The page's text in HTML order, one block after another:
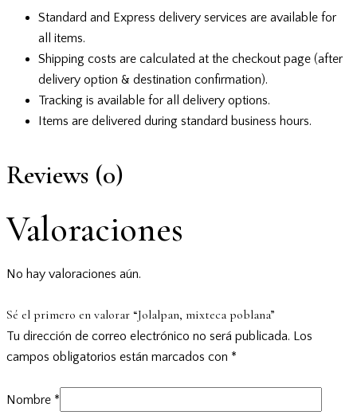
Standard and Express delivery services are available for
all items.
Shipping costs are calculated at the checkout page (after
delivery option & destination confirmation).
Tracking is available for all delivery options.
Items are delivered during standard business hours.
Reviews (0)
Valoraciones
No hay valoraciones aún.
Sé el primero en valorar “Jolalpan, mixteca poblana”
Tu dirección de correo electrónico no será publicada. Los
campos obligatorios están marcados con *
Nombre *